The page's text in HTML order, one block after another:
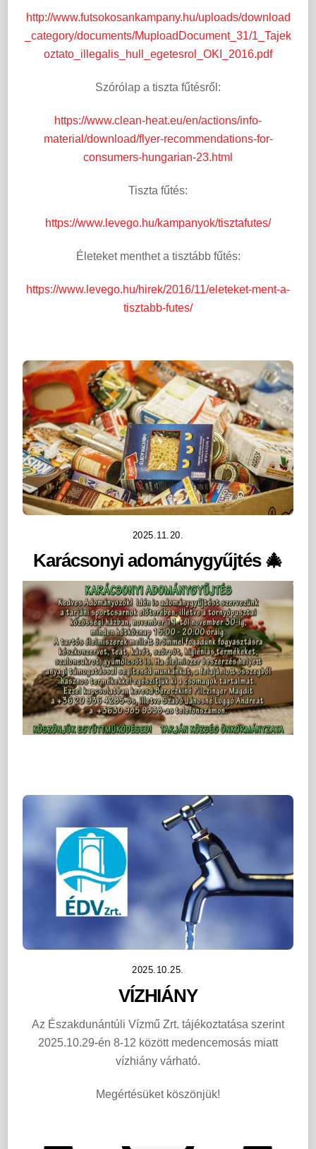
http://www.futsokosankampany.hu/uploads/download
_category/documents/MuploadDocument_31/1_Tajek
oztato_illegalis_hull_egetesrol_OKI_2016.pdf
Szórólap a tiszta fűtésről:
https://www.clean-heat.eu/en/actions/info-
material/download/flyer-recommendations-for-
consumers-hungarian-23.html
Tiszta fűtés:
https://www.levego.hu/kampanyok/tisztafutes/
Életeket menthet a tisztább fűtés:
https://www.levego.hu/hirek/2016/11/eleteket-ment-a-
tisztabb-futes/
2025.11.20.
Karácsonyi adománygyűjtés 🎄
2025.10.25.
VÍZHIÁNY
Az Északdunántúli Vízmű Zrt. tájékoztatása szerint
2025.10.29-én 8-12 között medencemosás miatt
vízhiány várható.
Megértésüket köszönjük!